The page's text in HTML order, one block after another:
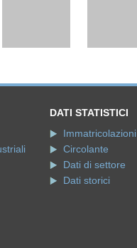
DATI STATISTICI
Immatricolazioni
Circolante
Dati di settore
Dati storici